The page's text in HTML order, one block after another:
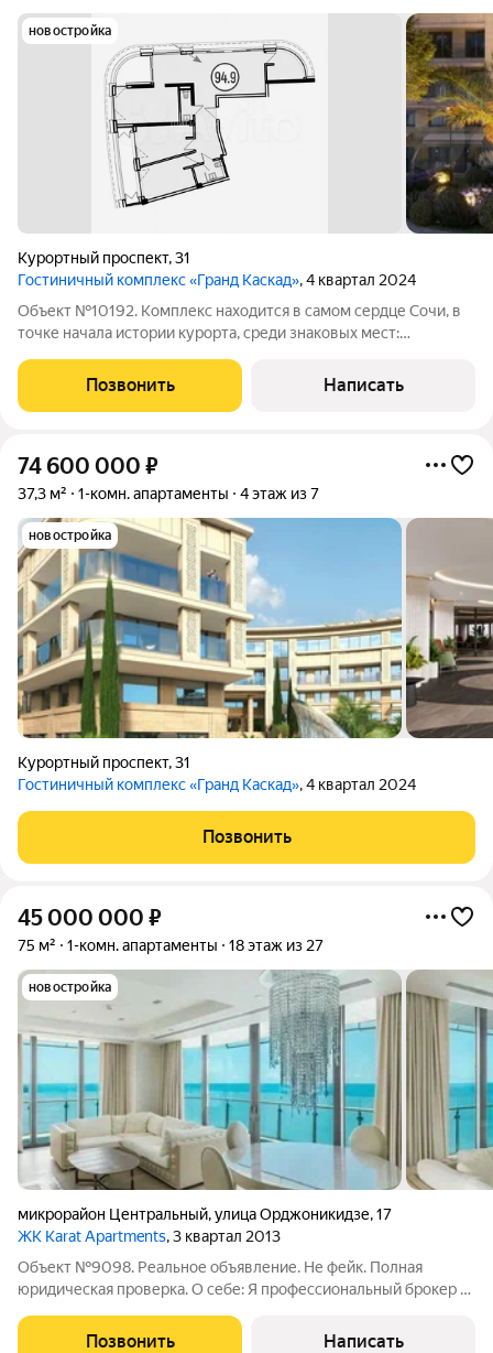
новостройка
Курортный проспект,31
Гостиничный комплекс «Гранд Каскад», 4 квартал 2024
Объект №10192. Комплекс находится в самом сердце Сочи, в
точке начала истории курорта, среди знаковых мест:
Курортный проспект, Концертный зал Фестивальный,
фонтанный комплекс и старейший храм
Позвонить Написать
74 600 000 ₽
37,3 м² 1-комн. апартаменты 4 этаж из 7
новостройка
Курортный проспект,31
Гостиничный комплекс «Гранд Каскад», 4 квартал 2024
Позвонить
45 000 000 ₽
75 м² 1-комн. апартаменты 18 этаж из 27
новостройка
микрорайон Центральный,улица Орджоникидзе,17
ЖК Karat Apartments, 3 квартал 2013
Объект №9098. Реальное объявление. Не фейк. Полная
юридическая проверка. О себе: Я профессиональный брокер с
проводником в мир курортной недвижимости.Погрузитесь в
Позвонить Написать